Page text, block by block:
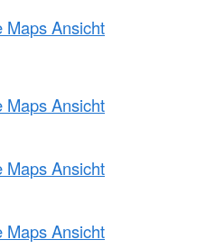
Maps Ansicht
Maps Ansicht
Maps Ansicht
Maps Ansicht